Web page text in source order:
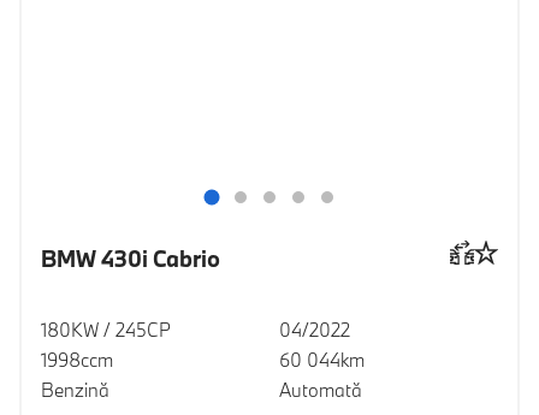
BMW 430i Cabrio
180KW / 245CP
1998ccm
Benzină
04/2022
60 044km
Automată